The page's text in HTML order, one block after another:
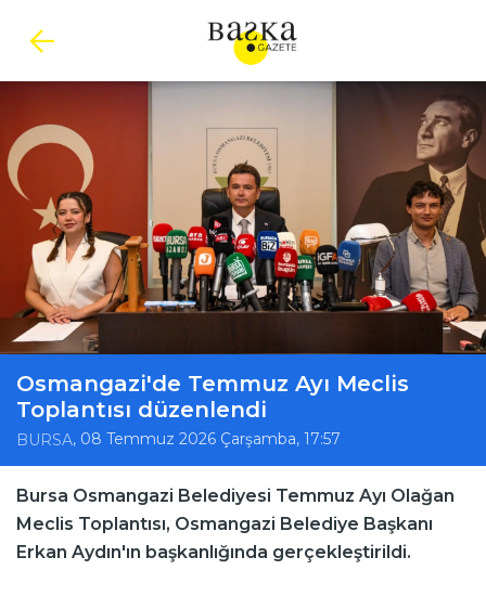
Osmangazi'de Temmuz Ayı Meclis
Toplantısı düzenlendi
BURSA, 08 Temmuz 2026 Çarşamba, 17:57
Bursa Osmangazi Belediyesi Temmuz Ayı Olağan
Meclis Toplantısı, Osmangazi Belediye Başkanı
Erkan Aydın'ın başkanlığında gerçekleştirildi.